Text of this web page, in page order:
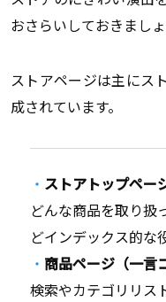
おさらいしておきましょ
ストアページは主にス
成されています。
ストアトップペー
どんな商品を取り扱
どインデックス的な
商品ページ（一言
検索やカテゴリリス